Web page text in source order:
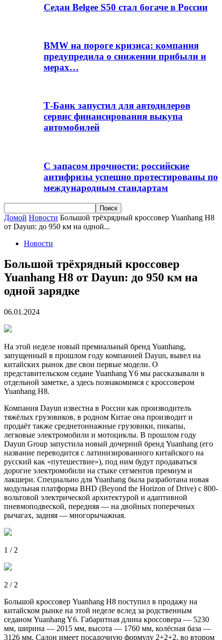
Седан Belgee S50 стал богаче в России
BMW на пороге кризиса: компания
предупредила о снижении прибыли и
мерах…
Т-Банк запустил для автодилеров
сервис финансирования выкупа
автомобилей
С запасом прочности: российские
антифризы успешно протестированы по
международным стандартам
Домой Новости Большой трёхрядный кроссовер Yuanhang H8
от Dayun: до 950 км на одной...
Новости
Большой трёхрядный кроссовер
Yuanhang H8 от Dayun: до 950 км на
одной зарядке
06.01.2024
На этой неделе новый премиальный бренд Yuanhang,
запущенный в прошлом году компанией Dayun, вывел на
китайских рынок две свои первые модели. О
представительском седане Yuanhang Y6 мы рассказывали в
отдельной заметке, а здесь познакомимся с кроссовером
Yuanhang H8.
Компания Dayun известна в России как производитель
тяжёлых грузовиков, в родном Китае она производит и
продаёт также среднетоннажные грузовики, пикапы,
легковые электромобили и мотоциклы. В прошлом году
Dayun Group запустила новый дочерний бренд Yuanhang (его
название переводится с латинизированного китайского на
русский как «путешествие»), под ним будут продаваться
дорогие электромобили на стыке сегментов премиум и
лакшери. Специально для Yuanhang была разработана новая
модульная платформа BHD (Beyond the Horizon of Drive) с 800-
вольтовой электрической архитектурой и адаптивной
пневмоподвеской, передняя — на двойных поперечных
рычагах, задняя — многорычажная.
1 / 2
2 / 2
Большой кроссовер Yuanhang H8 поступил в продажу на
китайском рынке на этой неделе вслед за родственным
седаном Yuanhang Y6. Габаритная длина кроссовера — 5230
мм, ширина — 2015 мм, высота — 1760 мм, колёсная база —
3126 мм. Салон имеет посадочную формулу 2+2+2, во втором